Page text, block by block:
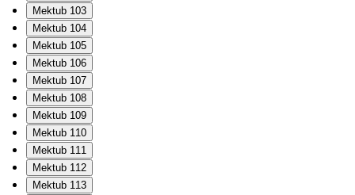
Mektub 103
Mektub 104
Mektub 105
Mektub 106
Mektub 107
Mektub 108
Mektub 109
Mektub 110
Mektub 111
Mektub 112
Mektub 113